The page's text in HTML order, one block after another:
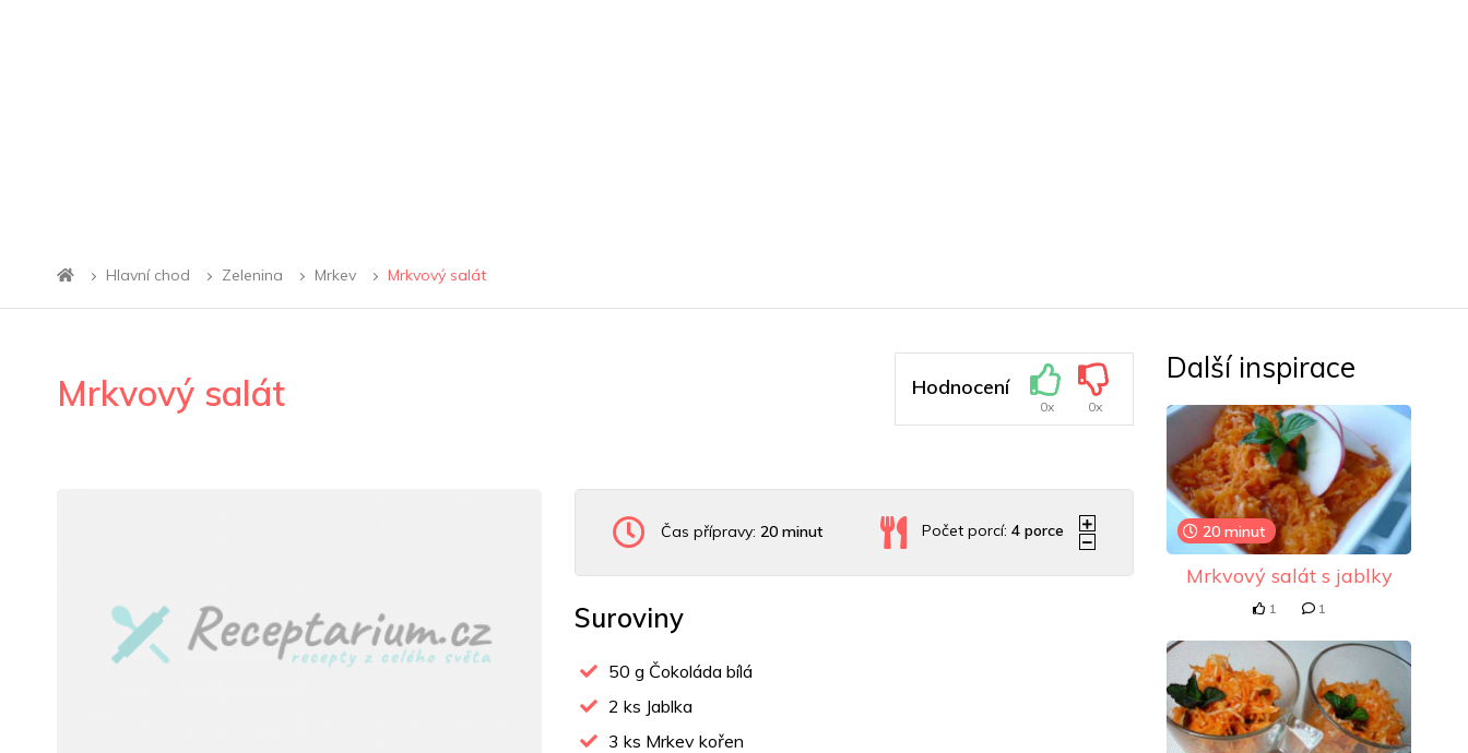
Hlavní chod Zelenina Mrkev Mrkvový salát
Mrkvový salát Hodnocení
0x 0x
Čas přípravy: 20 minut Počet porcí:4 porce
Suroviny
50 g Čokoláda bílá
2 ks Jablka
3 ks Mrkev kořen
Další inspirace
20 minut
Mrkvový salát s jablky
1 1